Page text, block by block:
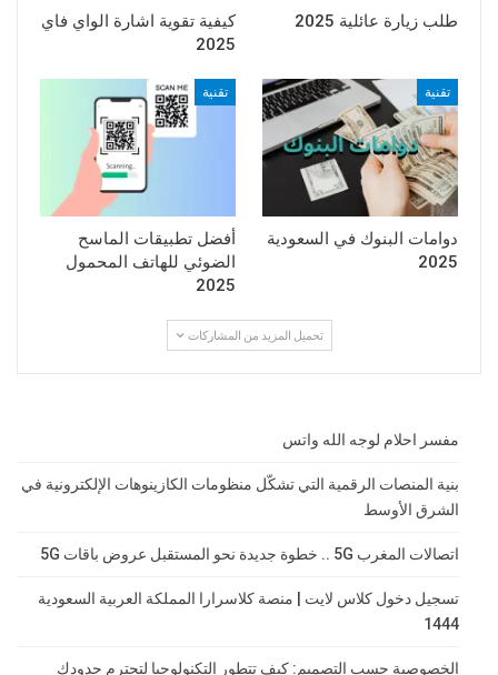
طلب زيارة عائلية 2025
كيفية تقوية اشارة الواي فاي
2025
تقنية
دوامات البنوك في السعودية
2025
تقنية
أفضل تطبيقات الماسح
الضوئي للهاتف المحمول
2025
تحميل المزيد من المشاركات
مفسر احلام لوجه الله واتس
بنية المنصات الرقمية التي تشكّل منظومات الكازينوهات الإلكترونية في
الشرق الأوسط
اتصالات المغرب 5G .. خطوة جديدة نحو المستقبل عروض باقات 5G
تسجيل دخول كلاس لايت | منصة كلاسرارا المملكة العربية السعودية
1444
الخصوصية حسب التصميم: كيف تتطور التكنولوجيا لتحترم حدودك